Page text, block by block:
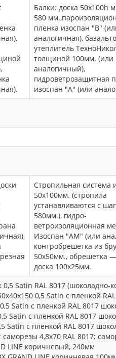
Балки: доска 50х100h
580
пленка изоспан "В"
аналогичная),
утеплитель
толщиной 100мм. (или
аналогичный),
гидроветрозащитная
изоспан "А" (или
Стропильная система
50х100мм. (стропила
устанавливаются с
580мм.), гидро-
ветроизоляционная
Изоспан "АМ" (или
контробрешетка из
50х50мм., обрешетка
доска 100х25мм.
Satin RAL 8017 (шоколадно-
0,5 Satin с пленкой
Satin с пленкой RAL 8017
Satin с пленкой RAL 8017
Satin с пленкой RAL 8017
4,8х70 RAL 8017;
LINE коричневый, 240мм